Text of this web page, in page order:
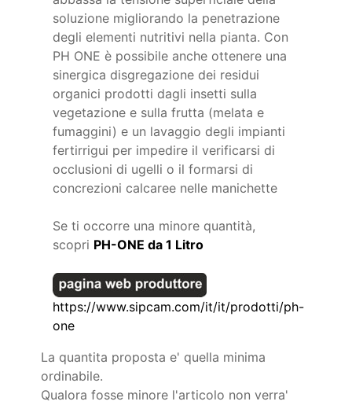
soluzione migliorando la penetrazione
degli elementi nutritivi nella pianta. Con
PH ONE è possibile anche ottenere una
sinergica disgregazione dei residui
organici prodotti dagli insetti sulla
vegetazione e sulla frutta (melata e
fumaggini) e un lavaggio degli impianti
fertirrigui per impedire il verificarsi di
occlusioni di ugelli o il formarsi di
concrezioni calcaree nelle manichette
Se ti occorre una minore quantità,
scopri PH-ONE da 1 Litro
https://www.sipcam.com/it/it/prodotti/ph-
one
La quantita proposta e' quella minima
ordinabile.
Qualora fosse minore l'articolo non verra'